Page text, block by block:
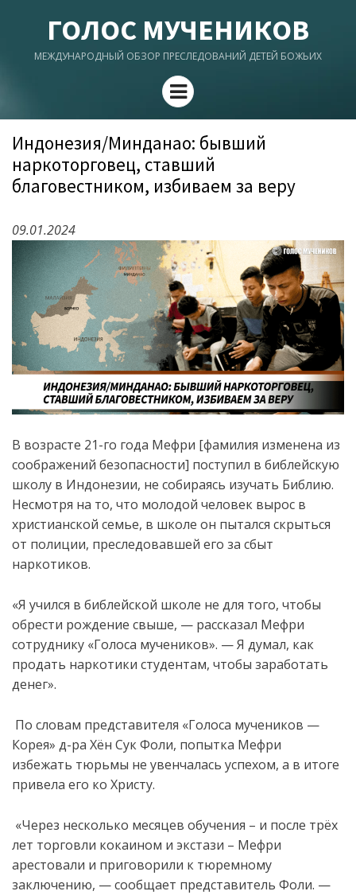
ГОЛОС МУЧЕНИКОВ
МЕЖДУНАРОДНЫЙ ОБЗОР ПРЕСЛЕДОВАНИЙ ДЕТЕЙ БОЖЬИХ
Menu
Индонезия/Минданао: бывший
наркоторговец, ставший
благовестником, избиваем за веру
09.01.2024
В возрасте 21-го года Мефри [фамилия изменена из
соображений безопасности] поступил в библейскую
школу в Индонезии, не собираясь изучать Библию.
Несмотря на то, что молодой человек вырос в
христианской семье, в школе он пытался скрыться
от полиции, преследовавшей его за сбыт
наркотиков.
«Я учился в библейской школе не для того, чтобы
обрести рождение свыше, — рассказал Мефри
сотруднику «Голоса мучеников». — Я думал, как
продать наркотики студентам, чтобы заработать
денег».
По словам представителя «Голоса мучеников —
Корея» д-ра Хён Сук Фоли, попытка Мефри
избежать тюрьмы не увенчалась успехом, а в итоге
привела его ко Христу.
«Через несколько месяцев обучения – и после трёх
лет торговли кокаином и экстази – Мефри
арестовали и приговорили к тюремному
заключению, — сообщает представитель Фоли. —